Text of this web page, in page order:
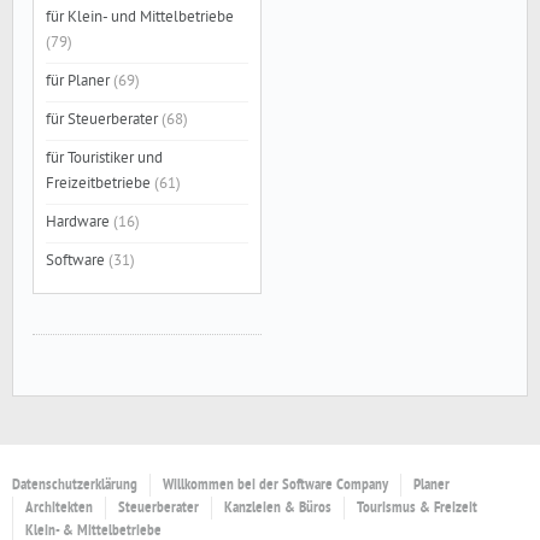
für Klein- und Mittelbetriebe
(79)
für Planer(69)
für Steuerberater(68)
für Touristiker und
Freizeitbetriebe (61)
Hardware (16)
Software (31)
Datenschutzerklärung Willkommen bei der Software Company
Planer
Architekten
Steuerberater Kanzleien & Büros
Tourismus & Freizeit
Klein- & Mittelbetriebe